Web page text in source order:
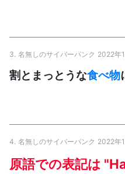
3. 名無しのサイバーパンク 2022年
割とまっとうな食べ物
4. 名無しのサイバーパンク 2022年
原語での表記は